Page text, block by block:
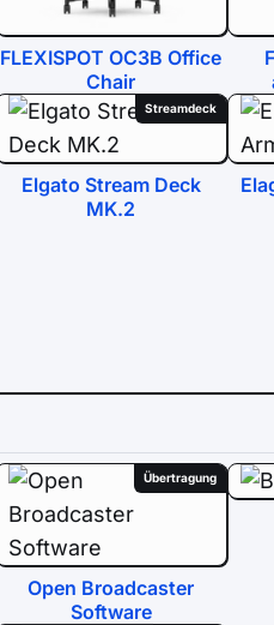
FLEXISPOT OC3B Office
Chair
Streamdeck
Elgato Stream Deck
MK.2
Übertragung
Open Broadcaster
Software